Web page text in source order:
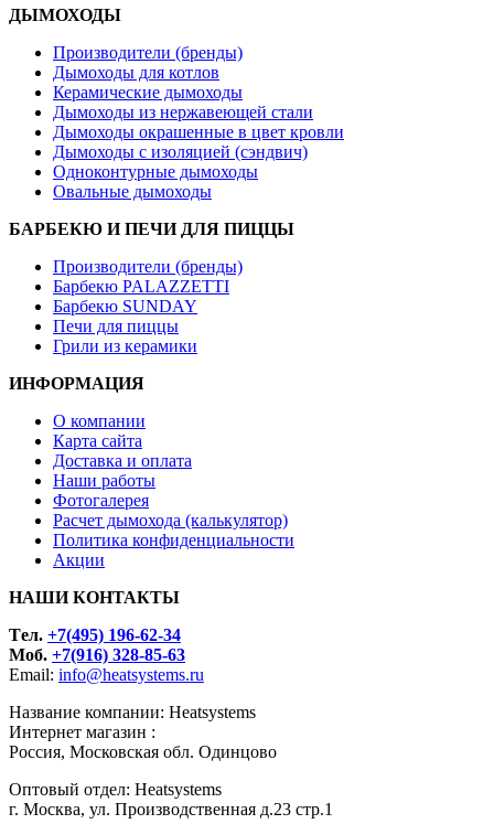
ДЫМОХОДЫ
Производители (бренды)
Дымоходы для котлов
Керамические дымоходы
Дымоходы из нержавеющей стали
Дымоходы окрашенные в цвет кровли
Дымоходы с изоляцией (сэндвич)
Одноконтурные дымоходы
Овальные дымоходы
БАРБЕКЮ И ПЕЧИ ДЛЯ ПИЦЦЫ
Производители (бренды)
Барбекю PALAZZETTI
Барбекю SUNDAY
Печи для пиццы
Грили из керамики
ИНФОРМАЦИЯ
О компании
Карта сайта
Доставка и оплата
Наши работы
Фотогалерея
Расчет дымохода (калькулятор)
Политика конфиденциальности
Акции
НАШИ КОНТАКТЫ
Tел. +7(495) 196-62-34
Моб. +7(916) 328-85-63
Email: info@heatsystems.ru
Название компании: Heatsystems
Интернет магазин :
Россия, Московская обл. Одинцово
Оптовый отдел: Heatsystems
г. Москва, ул. Производственная д.23 стр.1